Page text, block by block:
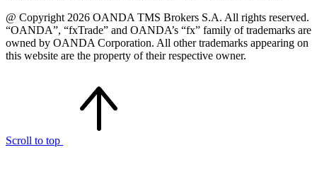
@ Copyright 2026 OANDA TMS Brokers S.A. All rights reserved.
“OANDA”, “fxTrade” and OANDA’s “fx” family of trademarks are
owned by OANDA Corporation. All other trademarks appearing on
this website are the property of their respective owner.
Scroll to top